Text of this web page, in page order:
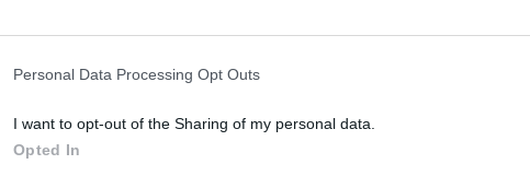
Personal Data Processing Opt Outs
I want to opt-out of the Sharing of my personal data.
Opted In
il vicesindaco – che la mia denuncia non è per
euro, ma sul modus operandi delle passate
sinistra. Non si è trattato di un solo caso, che
anche giustificato in qualche modo, ma era la norma.
della cosa pubblica. Un vero e proprio fallimento. Il
sin dall’insediamento, è stato incentrato sul grande